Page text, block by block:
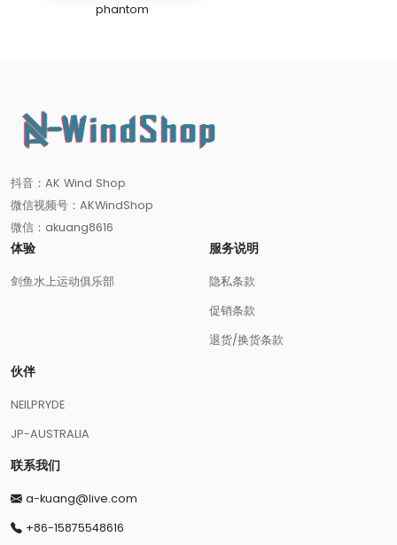
phantom
抖音：AK Wind Shop
微信视频号：AKWindShop
微信：akuang8616
体验
剑鱼水上运动俱乐部
服务说明
隐私条款
促销条款
退货/换货条款
伙伴
NEILPRYDE
JP-AUSTRALIA
联系我们
a-kuang@live.com
+86-15875548616